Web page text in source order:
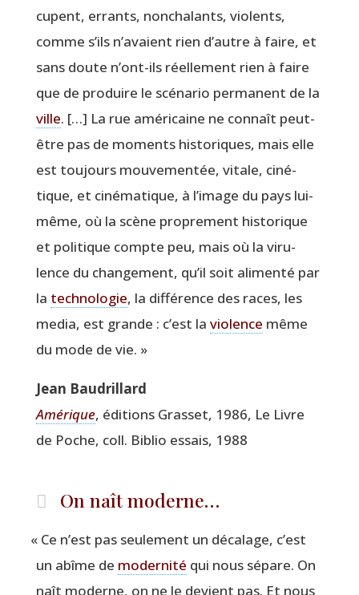
cupent, errants, non­cha­lants, vio­lents,
comme s’ils n’a­vaient rien d’autre à faire, et
sans doute n’ont-ils réel­le­ment rien à faire
que de pro­duire le scé­na­rio per­ma­nent de la
ville. […] La rue amé­ri­caine ne connaît peut-
être pas de moments his­to­riques, mais elle
est tou­jours mou­ve­men­tée, vitale, ciné­
tique, et ciné­ma­tique, à l’i­mage du pays lui-
même, où la scène pro­pre­ment his­to­rique
et poli­tique compte peu, mais où la viru­
lence du chan­ge­ment, qu’il soit ali­men­té par
la tech­no­lo­gie, la dif­fé­rence des races, les
media, est grande : c’est la vio­lence même
du mode de vie. »
Jean Bau­drillard
Amé­rique, édi­tions Gras­set, 1986, Le Livre
de Poche, coll. Biblio essais, 1988
On naît moderne…
« Ce n’est pas seule­ment un déca­lage, c’est
un abîme de moder­ni­té qui nous sépare. On
naît moderne, on ne le devient pas. Et nous